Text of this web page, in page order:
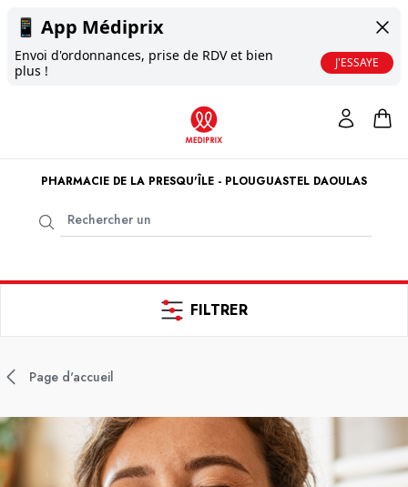
📱 App Médiprix
Envoi d'ordonnances, prise de RDV et bien
plus !
J'ESSAYE
PHARMACIE DE LA PRESQU'ÎLE - PLOUGUASTEL DAOULAS
FILTRER
Page d'accueil